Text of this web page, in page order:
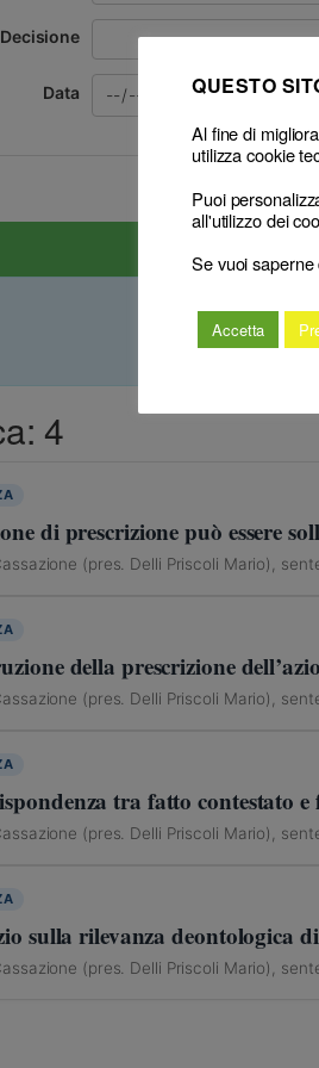
Decisione
Data
4
di prescrizione può essere
(pres. Delli Priscoli Mario),
della prescrizione
(pres. Delli Priscoli Mario),
tra fatto contestato e
(pres. Delli Priscoli Mario),
sulla rilevanza deontologica
(pres. Delli Priscoli Mario),
QUESTO
Al fine di
utilizza cookie
Puoi
all'utilizzo dei
Se vuoi
Accetta